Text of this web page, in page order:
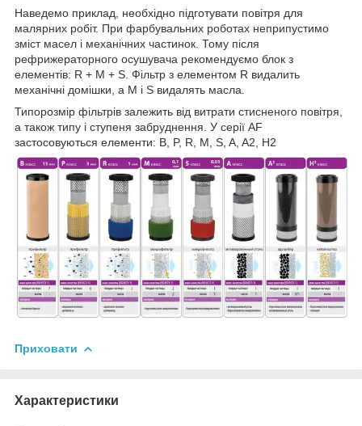
Наведемо приклад, необхідно підготувати повітря для
малярних робіт. При фарбувальних роботах неприпустимо
зміст масел і механічних частинок. Тому після
рефрижераторного осушувача рекомендуємо блок з
елементів: R + M + S. Фільтр з елементом R видалить
механічні домішки, а M і S видалять масла.
Типорозмір фільтрів залежить від витрати стисненого повітря,
а також типу і ступеня забруднення. У серії AF
застосовуються елементи: B, P, R, M, S, A, A2, H2
Приховати
Характеристики